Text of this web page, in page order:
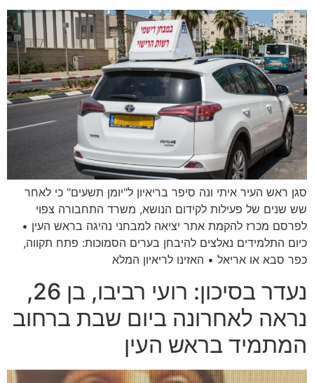
סגן ראש העיר איתי ונה סיפר בריאיון ל"יומן תשעים" כי לאחר
שש שנים של פעילות לקידום הנושא, משרד התחבורה צפוי
לפרסם מכרז להקמת אתר יציאה למבחני נהיגה בראש העין •
כיום התלמידים נאלצים להיבחן בערים הסמוכות: פתח תקווה,
כפר סבא או אריאל • האזינו לריאיון המלא
נעדר בסיכון: רועי רביבו, בן 26,
נראה לאחרונה ביום שבת ברחוב
המתמיד בראש העין